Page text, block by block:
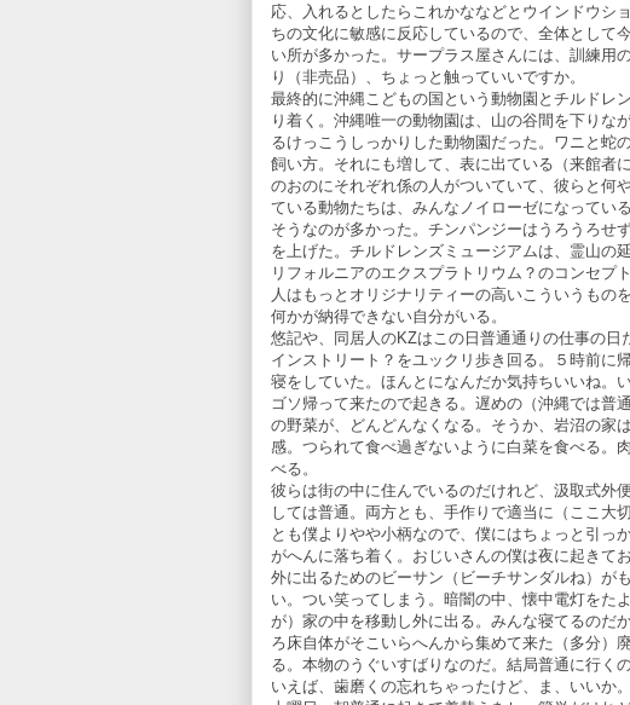
応、入れるとしたらこれかななどとウインドウシ
ちの文化に敏感に反応しているので、全体として
い所が多かった。サープラス屋さんには、訓練用
り（非売品）、ちょっと触っていいですか。
最終的に沖縄こどもの国という動物園とチルドレ
り着く。沖縄唯一の動物園は、山の谷間を下りな
るけっこうしっかりした動物園だった。ワニと蛇
飼い方。それにも増して、表に出ている（来館者
のおのにそれぞれ係の人がついていて、彼らと何
ている動物たちは、みんなノイローゼになってい
そうなのが多かった。チンパンジーはうろうろせ
を上げた。チルドレンズミュージアムは、霊山の
リフォルニアのエクスプラトリウム？のコンセプ
人はもっとオリジナリティーの高いこういうもの
何かが納得できない自分がいる。
悠記や、同居人のKZはこの日普通通りの仕事の
インストリート？をユックリ歩き回る。５時前に
寝をしていた。ほんとになんだか気持ちいいね。
ゴソ帰って来たので起きる。遅めの（沖縄では普
の野菜が、どんどんなくなる。そうか、岩沼の家
感。つられて食べ過ぎないように白菜を食べる。
べる。
彼らは街の中に住んでいるのだけれど、汲取式外
しては普通。両方とも、手作りで適当に（ここ大
とも僕よりやや小柄なので、僕にはちょっと引っ
がへんに落ち着く。おじいさんの僕は夜に起きて
外に出るためのビーサン（ビーチサンダルね）が
い。つい笑ってしまう。暗闇の中、懐中電灯をた
が）家の中を移動し外に出る。みんな寝てるのだ
ろ床自体がそこいらへんから集めて来た（多分）
る。本物のうぐいすばりなのだ。結局普通に行く
いえば、歯磨くの忘れちゃったけど、ま、いいか。